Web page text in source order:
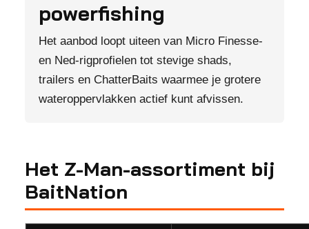
powerfishing
Het aanbod loopt uiteen van Micro Finesse-
en Ned-rigprofielen tot stevige shads,
trailers en ChatterBaits waarmee je grotere
wateroppervlakken actief kunt afvissen.
Het Z-Man-assortiment bij
BaitNation